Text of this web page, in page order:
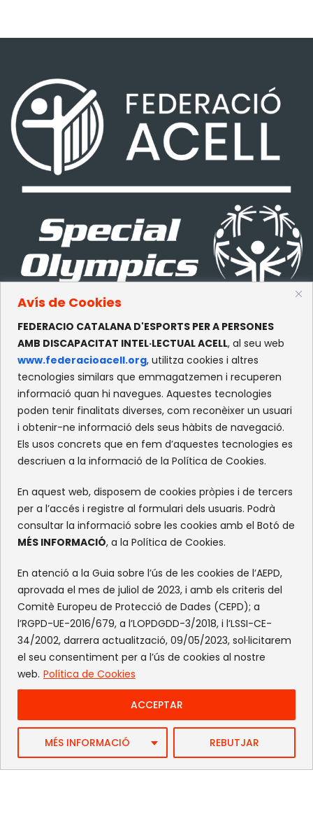
Avís de Cookies
FEDERACIO CATALANA D'ESPORTS PER A PERSONES
AMB DISCAPACITAT INTEL·LECTUAL ACELL, al seu web
www.federacioacell.org, utilitza cookies i altres
tecnologies similars que emmagatzemen i recuperen
informació quan hi navegues. Aquestes tecnologies
poden tenir finalitats diverses, com reconèixer un usuari
i obtenir-ne informació dels seus hàbits de navegació.
Els usos concrets que en fem d’aquestes tecnologies es
descriuen a la informació de la Política de Cookies.
En aquest web, disposem de cookies pròpies i de tercers
per a l’accés i registre al formulari dels usuaris. Podrà
consultar la informació sobre les cookies amb el Botó de
MÉS INFORMACIÓ, a la Política de Cookies.
En atenció a la Guia sobre l’ús de les cookies de l’AEPD,
aprovada el mes de juliol de 2023, i amb els criteris del
Comitè Europeu de Protecció de Dades (CEPD); a
l’RGPD-UE-2016/679, a l’LOPDGDD-3/2018, i l’LSSI-CE-
34/2002, darrera actualització, 09/05/2023, sol·licitarem
el seu consentiment per a l’ús de cookies al nostre
web. Política de Cookies
MÉS INFORMACIÓ REBUTJAR
ACCEPTAR
CONTACTE
c/Olympe de Gouges, S/N
Recinte Mundet
08035 -Barcelona
XARXES SOCIALS
Web by FlandeCoco
Avís Legal|Política de Privacitat Política de cookies